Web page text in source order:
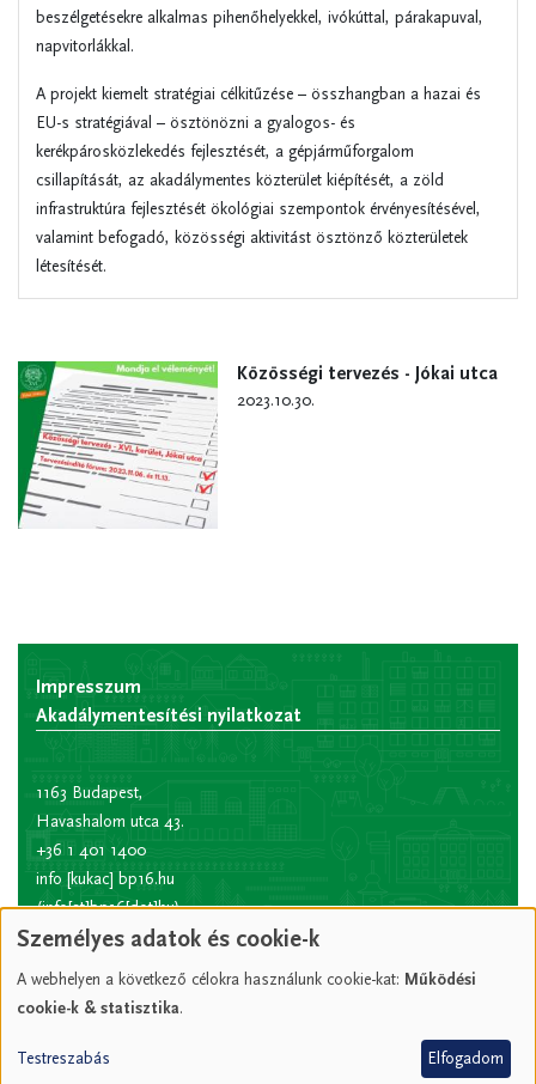
beszélgetésekre alkalmas pihenőhelyekkel, ivókúttal, párakapuval,
napvitorlákkal.
A projekt kiemelt stratégiai célkitűzése – összhangban a hazai és
EU-s stratégiával – ösztönözni a gyalogos- és
kerékpárosközlekedés fejlesztését, a gépjárműforgalom
csillapítását, az akadálymentes közterület kiépítését, a zöld
infrastruktúra fejlesztését ökológiai szempontok érvényesítésével,
valamint befogadó, közösségi aktivitást ösztönző közterületek
létesítését.
Közösségi tervezés - Jókai utca
2023.10.30.
Impresszum
Akadálymentesítési nyilatkozat
1163 Budapest,
Havashalom utca 43.
+36 1 401 1400
info [kukac] bp16.hu
(info[at]bp16[dot]hu)
Hivatali kapu rövid
Személyes adatok és cookie-k
A webhelyen a következő célokra használunk cookie-kat: Működési
cookie-k & statisztika.
Testreszabás Elfogadom